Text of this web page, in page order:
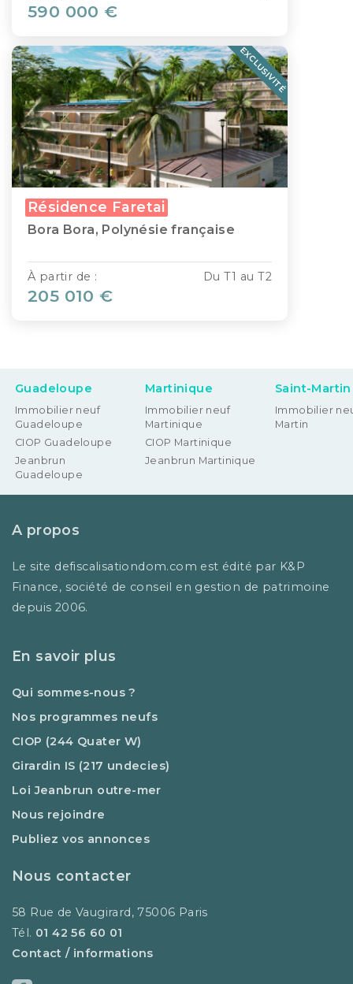
590 000 €
Résidence Faretai
Bora Bora, Polynésie française
Du T1 au T2
À partir de :
205 010 €
EXCLUSIVITÉ
Guadeloupe
Immobilier neuf
Guadeloupe
CIOP Guadeloupe
Jeanbrun
Guadeloupe
Martinique
Immobilier neuf
Martinique
CIOP Martinique
Jeanbrun Martinique
Saint-Martin
Immobilier
Martin
A propos
Le site defiscalisationdom.com est édité par K&P
Finance, société de conseil en gestion de patrimoine
depuis 2006.
En savoir plus
Qui sommes-nous ?
Nos programmes neufs
CIOP (244 Quater W)
Girardin IS (217 undecies)
Loi Jeanbrun outre-mer
Nous rejoindre
Publiez vos annonces
Nous contacter
58 Rue de Vaugirard, 75006 Paris
Tél. 01 42 56 60 01
Contact / informations